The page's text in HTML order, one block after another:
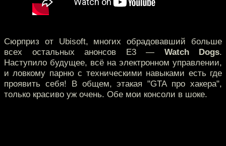
Сюрприз от Ubisoft, многих обрадовавший больше
всех остальных анонсов E3 — Watch Dogs.
Наступило будущее, всё на электронном управлении,
и ловкому парню с техническими навыками есть где
проявить себя! В общем, этакая "GTA про хакера",
только красиво уж очень. Обе мои консоли в шоке.